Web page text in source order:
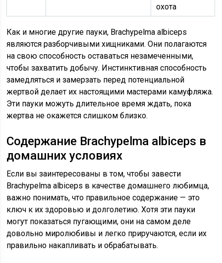
охота
Как и многие другие пауки, Brachypelma albiceps
являются разборчивыми хищниками. Они полагаются
на свою способность оставаться незамеченными,
чтобы захватить добычу. Инстинктивная способность
замедляться и замерзать перед потенциальной
жертвой делает их настоящими мастерами камуфляжа.
Эти пауки можуть длительное время ждать, пока
жертва не окажется слишком близко.
Содержание Brachypelma albiceps в
домашних условиях
Если вы заинтересованы в том, чтобы завести
Brachypelma albiceps в качестве домашнего любимца,
важно понимать, что правильное содержание — это
ключ к их здоровью и долголетию. Хотя эти пауки
могут показаться пугающими, они на самом деле
довольно миролюбивы и легко приручаются, если их
правильно накапливать и обрабатывать.